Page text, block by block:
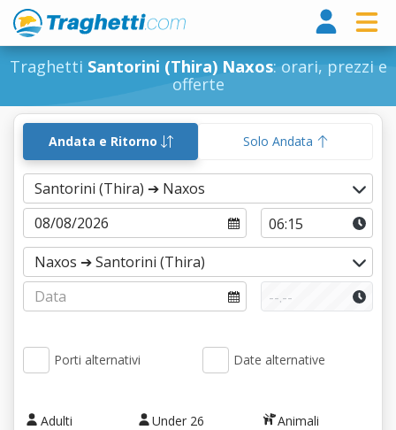
Traghetti Santorini (Thira) Naxos: orari, prezzi e
offerte
Andata e Ritorno Solo Andata
Porti alternativi Date alternative
Adulti Under 26 Animali